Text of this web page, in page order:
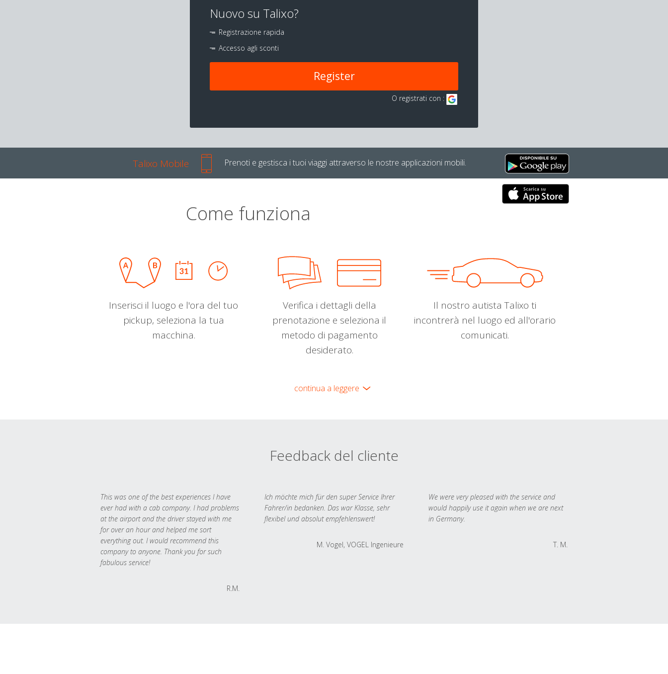
Nuovo su Talixo?
Registrazione rapida
Accesso agli sconti
Register
O registrati con :
Talixo Mobile Prenoti e gestisca i tuoi viaggi attraverso le nostre applicazioni mobili.
Come funziona
Inserisci il luogo e l'ora del tuo
pickup, seleziona la tua
macchina.
Verifica i dettagli della
prenotazione e seleziona il
metodo di pagamento
desiderato.
Il nostro autista Talixo ti
incontrerà nel luogo ed all'orario
comunicati.
continua a leggere
Feedback del cliente
This was one of the best experiences I have
ever had with a cab company. I had problems
at the airport and the driver stayed with me
for over an hour and helped me sort
everything out. I would recommend this
company to anyone. Thank you for such
fabulous service!
R.M.
Ich möchte mich für den super Service Ihrer
Fahrer/in bedanken. Das war Klasse, sehr
flexibel und absolut empfehlenswert!
M. Vogel, VOGEL Ingenieure
We were very pleased with the service and
would happily use it again when we are next
in Germany.
T. M.